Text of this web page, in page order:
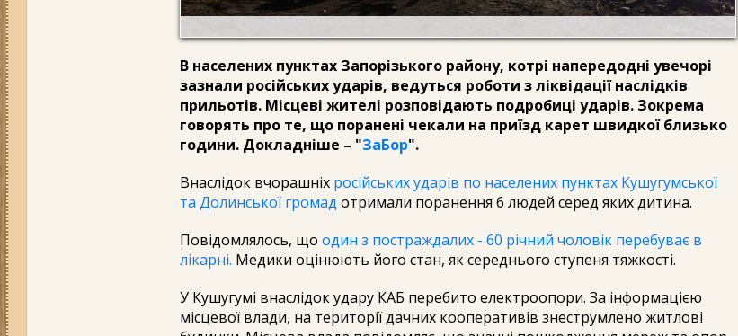
В населених пунктах Запорізького району, котрі напередодні увечорі
зазнали російських ударів, ведуться роботи з ліквідації наслідків
прильотів. Місцеві жителі розповідають подробиці ударів. Зокрема
говорять про те, що поранені чекали на приїзд карет швидкої близько
години. Докладніше – "ЗаБор".
Внаслідок вчорашніх російських ударів по населених пунктах Кушугумської
та Долинської громад отримали поранення 6 людей серед яких дитина.
Повідомлялось, що один з постраждалих - 60 річний чоловік перебуває в
лікарні. Медики оцінюють його стан, як середнього ступеня тяжкості.
У Кушугумі внаслідок удару КАБ перебито електроопори. За інформацією
місцевої влади, на території дачних кооперативів знеструмлено житлові